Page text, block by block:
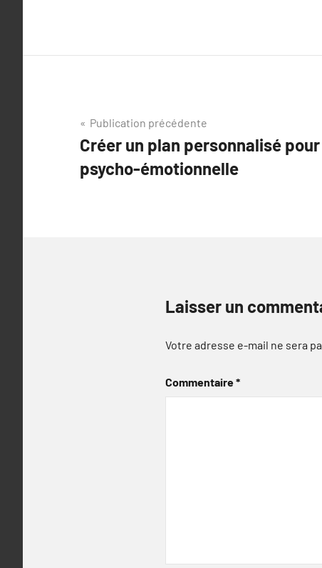
Navigation
de
l’article
Publication précédente
Créer un plan personnalisé
psycho-émotionnelle
Laisser un
Votre adresse e-mail ne sera
Commentaire*